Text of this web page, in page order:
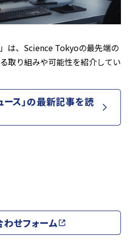
は、Science Tokyoの最先端の
取り組みや可能性を紹介してい
ース」の最新記事を読
せフォーム